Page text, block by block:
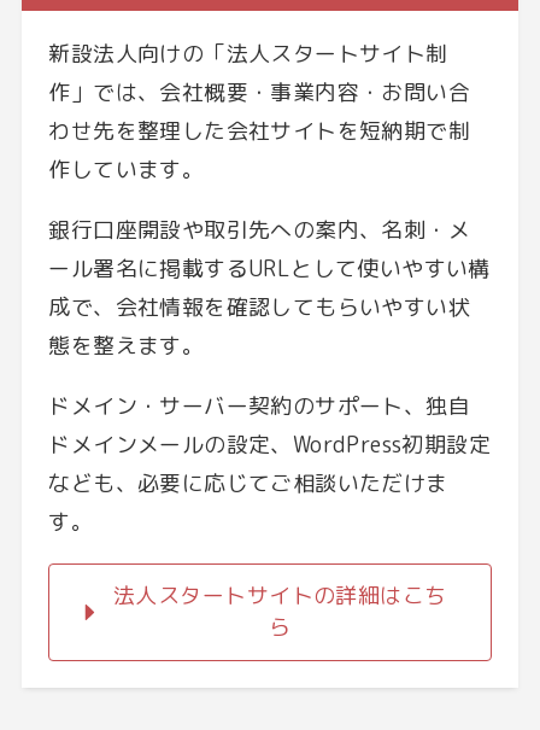
新設法人向けの「法人スタートサイト制
作」では、会社概要・事業内容・お問い合
わせ先を整理した会社サイトを短納期で制
作しています。
銀行口座開設や取引先への案内、名刺・メ
ール署名に掲載するURLとして使いやすい構
成で、会社情報を確認してもらいやすい状
態を整えます。
ドメイン・サーバー契約のサポート、独自
ドメインメールの設定、WordPress初期設定
なども、必要に応じてご相談いただけま
す。
法人スタートサイトの詳細はこち
ら